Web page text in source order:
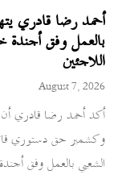
أحمد رضا قادري
بالعمل وفق أجندة
اللاجئين
August 7, 2026
أكد أحمد رضا قادري أن
وكشمير حق دستوري
الشعبي بالعمل وفق